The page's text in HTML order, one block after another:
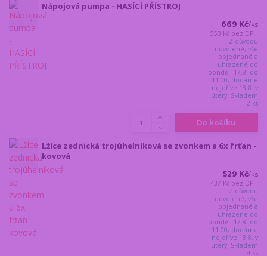
Nápojová pumpa - HASÍCÍ PŘÍSTROJ
669 Kč/ks
553 Kč bez DPH
Z důvodu
dovolené, vše
objednané a
uhrazené do
pondělí 17.8. do
11:00, dodáme
nejdříve 18.8. v
úterý. Skladem
2 ks
Do košíku
Lžíce zednická trojúhelníková se zvonkem a 6x frťan -
kovová
529 Kč/ks
437 Kč bez DPH
Z důvodu
dovolené, vše
objednané a
uhrazené do
pondělí 17.8. do
11:00, dodáme
nejdříve 18.8. v
úterý. Skladem
4 ks